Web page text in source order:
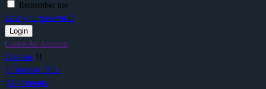
Remember me
Lost your password?
Create An Account
Главная 11
17 апреля, 2023
0 Comments